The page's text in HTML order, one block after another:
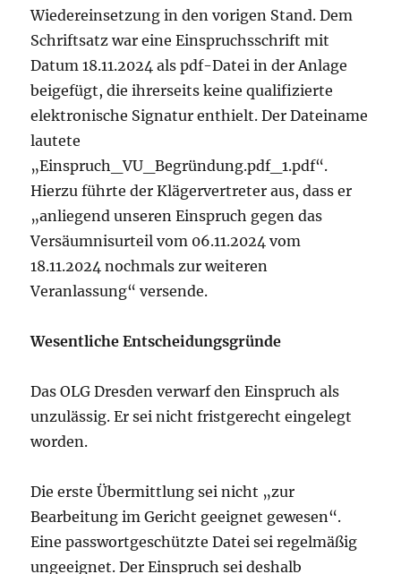
Wiedereinsetzung in den vorigen Stand. Dem
Schriftsatz war eine Einspruchsschrift mit
Datum 18.11.2024 als pdf-Datei in der Anlage
beigefügt, die ihrerseits keine qualifizierte
elektronische Signatur enthielt. Der Dateiname
lautete
„Einspruch_VU_Begründung.pdf_1.pdf“.
Hierzu führte der Klägervertreter aus, dass er
„anliegend unseren Einspruch gegen das
Versäumnisurteil vom 06.11.2024 vom
18.11.2024 nochmals zur weiteren
Veranlassung“ versende.
Wesentliche Entscheidungsgründe
Das OLG Dresden verwarf den Einspruch als
unzulässig. Er sei nicht fristgerecht eingelegt
worden.
Die erste Übermittlung sei nicht „zur
Bearbeitung im Gericht geeignet gewesen“.
Eine passwortgeschützte Datei sei regelmäßig
ungeeignet. Der Einspruch sei deshalb